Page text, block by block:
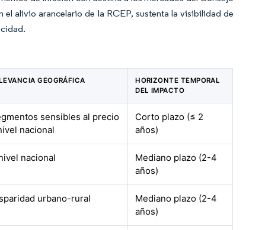
alivio arancelario de la RCEP, sustenta la visibilidad de
GEOGRÁFICA
HORIZONTE TEMPORAL
DEL IMPACTO
sensibles al precio
nacional
Corto plazo (≤ 2
años)
nacional
Mediano plazo (2-4
años)
urbano-rural
Mediano plazo (2-4
años)